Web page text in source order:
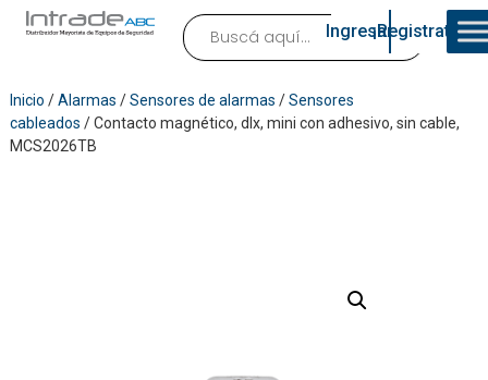
Ingresar¡Registrate!
Inicio /Alarmas /Sensores de alarmas /Sensores
cableados / Contacto magnético, dlx, mini con adhesivo, sin cable,
MCS2026TB